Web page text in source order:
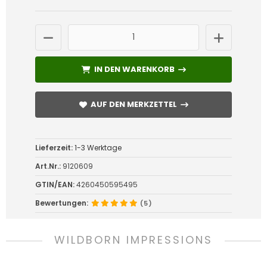
IN DEN WARENKORB
IN DEN WARENKORB
AUF DEN MERKZETTEL
AUF DEN MERKZETTEL
Lieferzeit:1-3 Werktage
Art.Nr.: 9120609
GTIN/EAN:4260450595495
Bewertungen:
(5)
WILDBORN IMPRESSIONS